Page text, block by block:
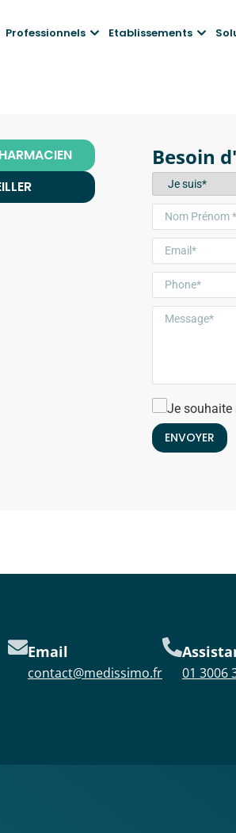
Professionnels Etablissements
Besoin
Je souhaite
ENVOYER
Email
contact@medissimo.fr 01 3006